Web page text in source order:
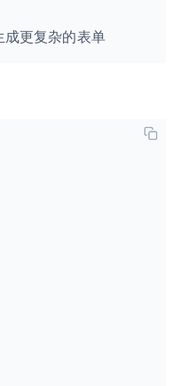
成更复杂的表单